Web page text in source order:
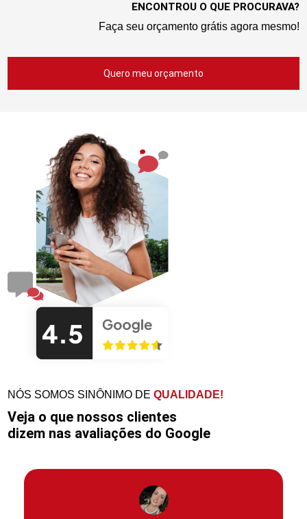
ENCONTROU O QUE PROCURAVA?
Faça seu orçamento grátis agora mesmo!
Quero meu orçamento
NÓS SOMOS SINÔNIMO DEQUALIDADE!
Veja o que nossos clientes
dizem nas avaliações do Google